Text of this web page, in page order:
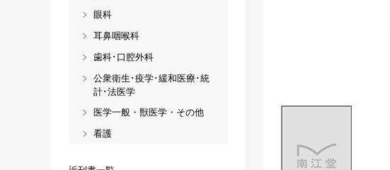
眼科
耳鼻咽喉科
歯科･口腔外科
公衆衛生･疫学･緩和医療･統
計･法医学
医学一般・獣医学・その他
看護